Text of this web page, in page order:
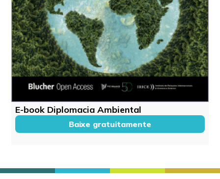
E-book Diplomacia Ambiental
Baixe gratuitamente